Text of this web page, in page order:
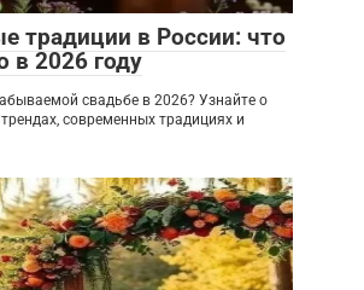
традиции в России: что
в 2026 году
свадьбе в 2026? Узнайте о
современных традициях и